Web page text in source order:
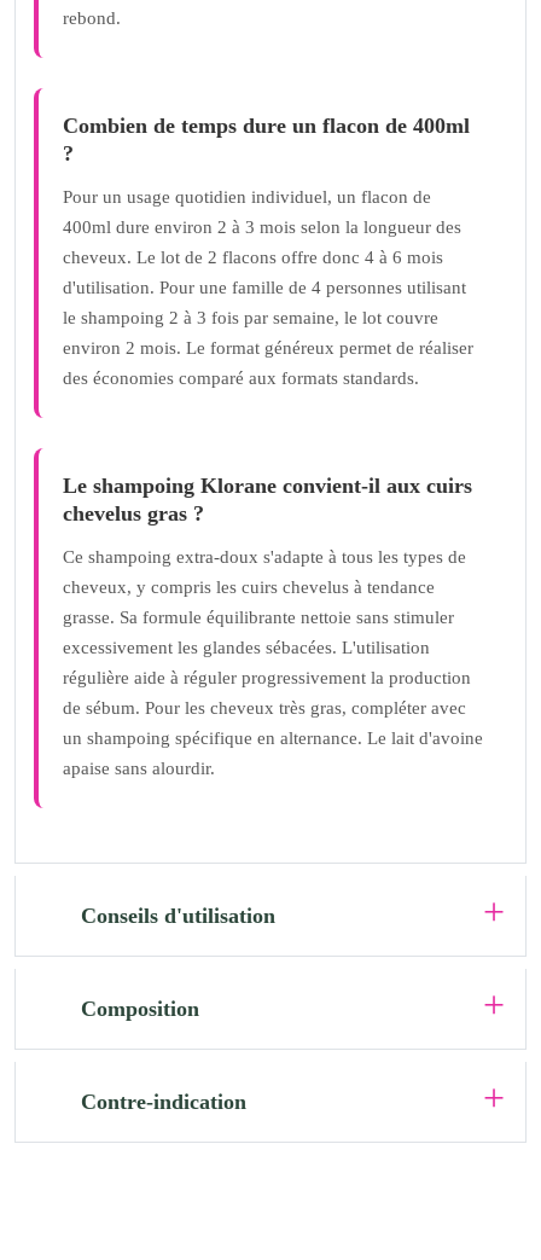
rebond.
Combien de temps dure un flacon de 400ml
?
Pour un usage quotidien individuel, un flacon de
400ml dure environ 2 à 3 mois selon la longueur des
cheveux. Le lot de 2 flacons offre donc 4 à 6 mois
d'utilisation. Pour une famille de 4 personnes utilisant
le shampoing 2 à 3 fois par semaine, le lot couvre
environ 2 mois. Le format généreux permet de réaliser
des économies comparé aux formats standards.
Le shampoing Klorane convient-il aux cuirs
chevelus gras ?
Ce shampoing extra-doux s'adapte à tous les types de
cheveux, y compris les cuirs chevelus à tendance
grasse. Sa formule équilibrante nettoie sans stimuler
excessivement les glandes sébacées. L'utilisation
régulière aide à réguler progressivement la production
de sébum. Pour les cheveux très gras, compléter avec
un shampoing spécifique en alternance. Le lait d'avoine
apaise sans alourdir.
Conseils d'utilisation
Composition
Contre-indication